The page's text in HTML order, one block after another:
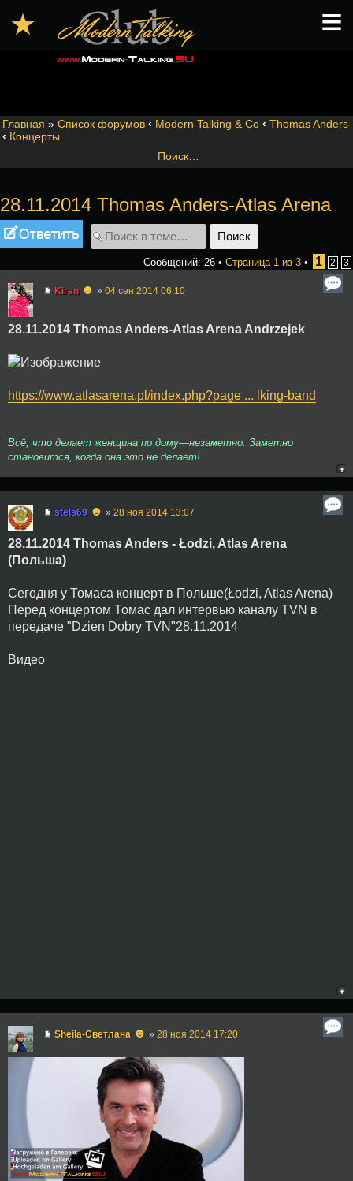
Главная » Список форумов ‹ Modern Talking & Co ‹ Thomas Anders
‹ Концерты
Поиск…
28.11.2014 Thomas Anders-Atlas Arena
Ответить
Сообщений: 26 • Страница 1 из 3 • 1 2 3
Kiren ☻ » 04 сен 2014 06:10
28.11.2014 Thomas Anders-Atlas Arena Andrzejek
https://www.atlasarena.pl/index.php?page ... lking-band
Всё, что делает женщина по дому—незаметно. Заметно
становится, когда она это не делает!
stels69 ☻ » 28 ноя 2014 13:07
28.11.2014 Thomas Anders - Łodzi, Atlas Arena
(Польша)
Сегодня у Томаса концерт в Польше(Łodzi, Atlas Arena)
Перед концертом Томас дал интервью каналу TVN в
передаче "Dzien Dobry TVN"28.11.2014
Видео
Sheila-Светлана ☻ » 28 ноя 2014 17:20
★ ≡